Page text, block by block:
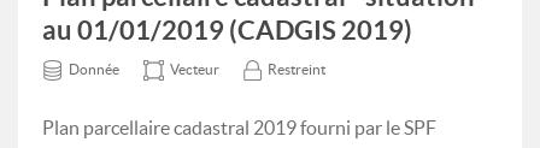
au 01/01/2019 (CADGIS 2019)
Donnée Vecteur Restreint
Plan parcellaire cadastral 2019 fourni par le SPF